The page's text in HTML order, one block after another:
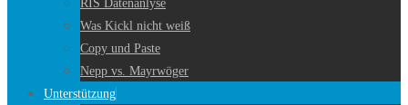
RIS Datenanlyse
Was Kickl nicht weiß
Copy und Paste
Nepp vs. Mayrwöger
Unterstützung